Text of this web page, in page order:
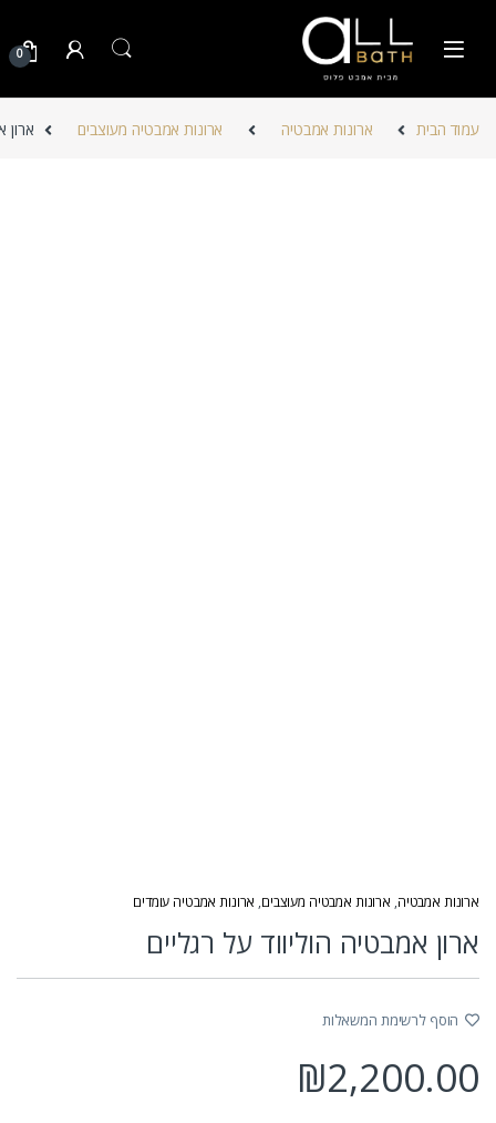
0
עמוד הבית ארונות אמבטיה ארונות אמבטיה מעוצבים ארון
ארונות אמבטיה, ארונות אמבטיה מעוצבים, ארונות אמבטיה עומדים
ארון אמבטיה הוליווד על רגליים
הוסף לרשימת המשאלות
₪2,200.00